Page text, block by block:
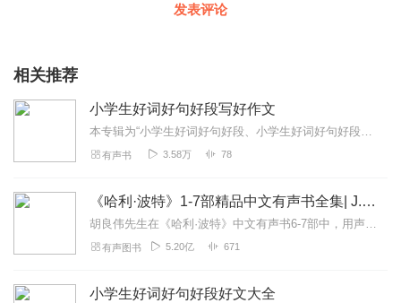
发表评论
相关推荐
小学生好词好句好段写好作文
本专辑为“小学生好词好句好段、小学生好词好句好段好作文、小学生一句话日记”的合集，共3部，已完结。请勿再重复购买单本专辑！！！【简介】1、《小学生好词好...
有声书 3.58万 78
《哈利·波特》1-7部精品中文有声书全集| J.K.罗琳原著，光合积木演播
胡良伟先生在《哈利·波特》中文有声书6-7部中，用声音带领着大家继续魔法之旅。为保证作品的一致性，给大家带来完整的魔法体验，我们与版权方PottermoreP...
有声图书 5.20亿 671
小学生好词好句好段好文大全